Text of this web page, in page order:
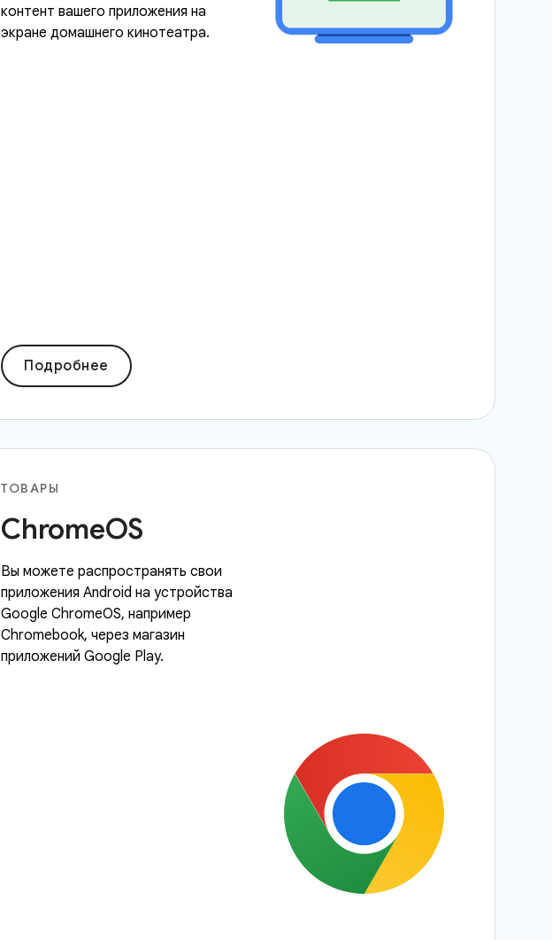
контент вашего приложения на
экране домашнего кинотеатра.
Подробнее
ТОВАРЫ
ChromeOS
Вы можете распространять свои
приложения Android на устройства
Google ChromeOS, например
Chromebook, через магазин
приложений Google Play.